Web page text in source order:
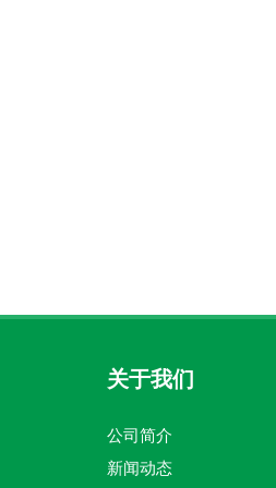
关于我们
公司简介
新闻动态